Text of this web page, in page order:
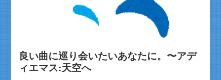
良い曲に巡り会いたいあなたに。〜アデ
ィエマス:天空へ